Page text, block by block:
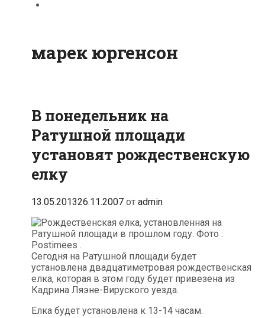
марек юргенсон
В понедельник на
Ратушной площади
установят рождественскую
елку
13.05.201326.11.2007 от admin
Сегодня на Ратушной площади будет
установлена двадцатиметровая рождественская
елка, которая в этом году будет привезена из
Кадрина Ляэне-Вируского уезда.
Елка будет установлена к 13-14 часам.